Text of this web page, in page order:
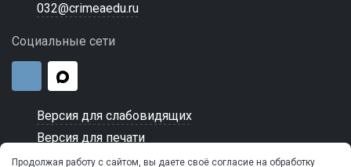
032@crimeaedu.ru
Социальные сети
Версия для слабовидящих
Версия для печати
Продолжая работу с сайтом, вы даете своё согласие на обработку